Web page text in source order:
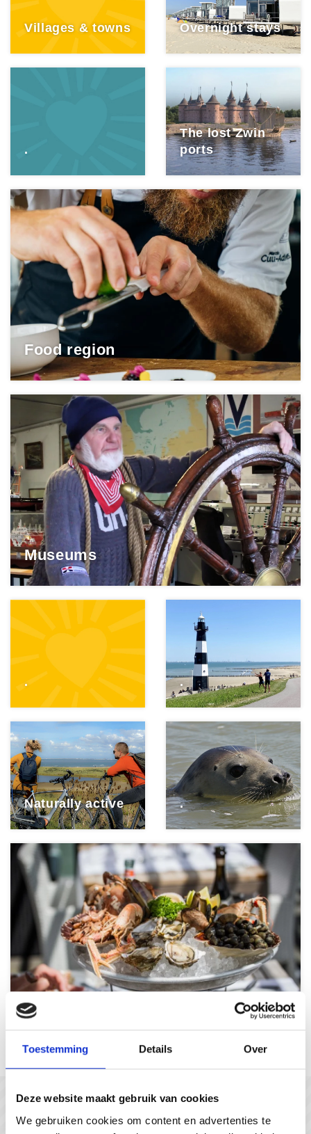
Toestemming Details Over
Deze website maakt gebruik van cookies
We gebruiken cookies om content en advertenties te
Villages & towns Overnight stays
.
The lost Zwin
ports
Food region
Museums
. .
Naturally active .
Culinary delights
In gesprek met...
#gastvrijzeeuwsvlaanderen